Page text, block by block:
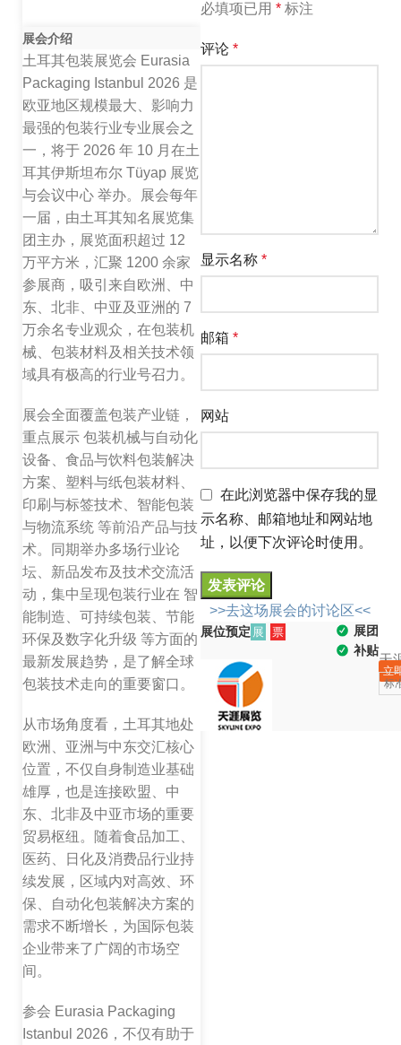
展会介绍
土耳其包装展览会 Eurasia
Packaging Istanbul 2026 是
欧亚地区规模最大、影响力
最强的包装行业专业展会之
一，将于 2026 年 10 月在土
耳其伊斯坦布尔 Tüyap 展览
与会议中心 举办。展会每年
一届，由土耳其知名展览集
团主办，展览面积超过 12
万平方米，汇聚 1200 余家
参展商，吸引来自欧洲、中
东、北非、中亚及亚洲的 7
万余名专业观众，在包装机
械、包装材料及相关技术领
域具有极高的行业号召力。
展会全面覆盖包装产业链，
重点展示 包装机械与自动化
设备、食品与饮料包装解决
方案、塑料与纸包装材料、
印刷与标签技术、智能包装
与物流系统 等前沿产品与技
术。同期举办多场行业论
坛、新品发布及技术交流活
动，集中呈现包装行业在 智
能制造、可持续包装、节能
环保及数字化升级 等方面的
最新发展趋势，是了解全球
包装技术走向的重要窗口。
从市场角度看，土耳其地处
欧洲、亚洲与中东交汇核心
位置，不仅自身制造业基础
雄厚，也是连接欧盟、中
东、北非及中亚市场的重要
贸易枢纽。随着食品加工、
医药、日化及消费品行业持
续发展，区域内对高效、环
保、自动化包装解决方案的
需求不断增长，为国际包装
企业带来了广阔的市场空
间。
参会 Eurasia Packaging
Istanbul 2026，不仅有助于
必填项已用 * 标注
评论 *
显示名称 *
邮箱 *
网站
在此浏览器中保存我的显
示名称、邮箱地址和网站地
址，以便下次评论时使用。
>>去这场展会的讨论区<<
展位预定 展 票
展团
补贴
天
立
标